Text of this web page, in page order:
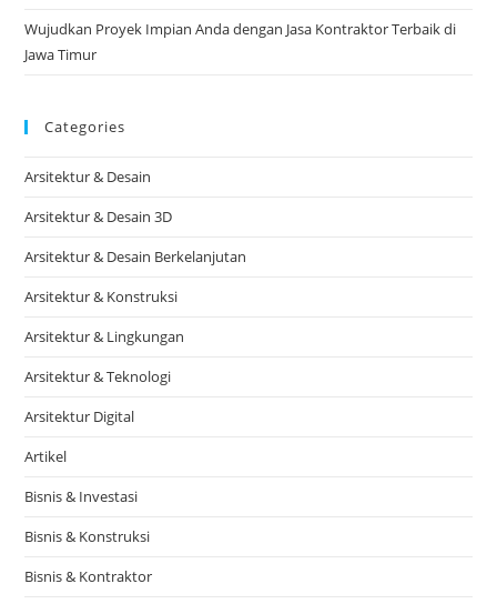
Wujudkan Proyek Impian Anda dengan Jasa Kontraktor Terbaik di
Jawa Timur
Categories
Arsitektur & Desain
Arsitektur & Desain 3D
Arsitektur & Desain Berkelanjutan
Arsitektur & Konstruksi
Arsitektur & Lingkungan
Arsitektur & Teknologi
Arsitektur Digital
Artikel
Bisnis & Investasi
Bisnis & Konstruksi
Bisnis & Kontraktor